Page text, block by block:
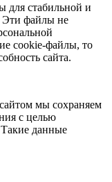
для стабильной и
Эти файлы не
cookie-файлы, то
сайта.
мы сохраняем
с целью
данные